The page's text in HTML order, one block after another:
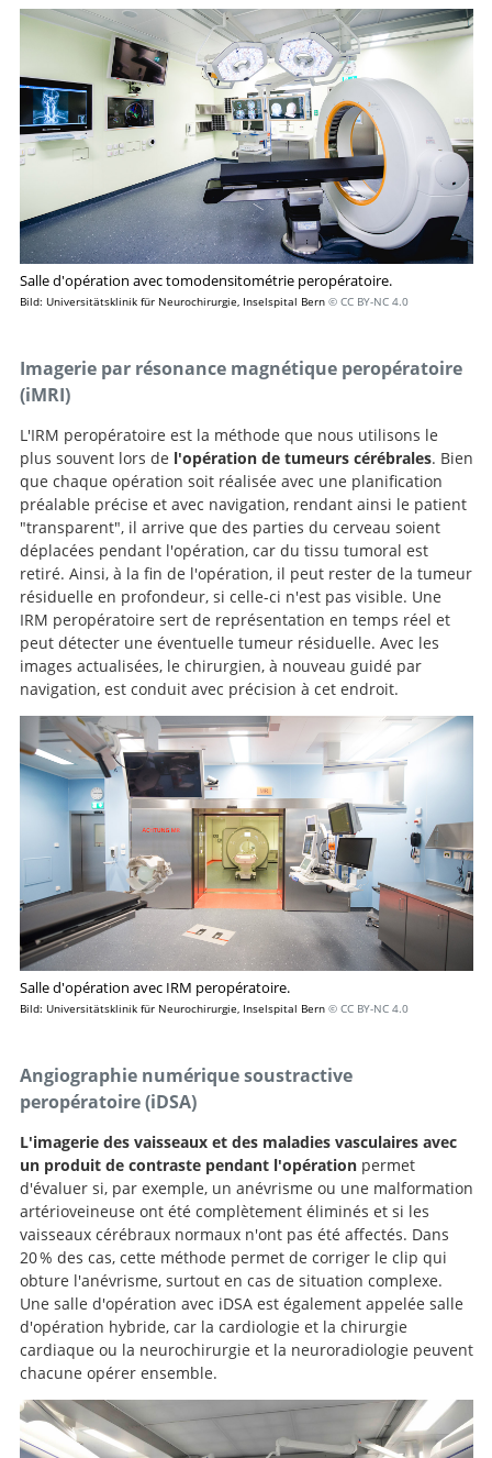
Salle d'opération avec tomodensitométrie peropératoire.
Bild: Universitätsklinik für Neurochirurgie, Inselspital Bern © CC BY-NC 4.0
Imagerie par résonance magnétique peropératoire
(iMRI)
L'IRM peropératoire est la méthode que nous utilisons le
plus souvent lors de l'opération de tumeurs cérébrales. Bien
que chaque opération soit réalisée avec une planification
préalable précise et avec navigation, rendant ainsi le patient
"transparent", il arrive que des parties du cerveau soient
déplacées pendant l'opération, car du tissu tumoral est
retiré. Ainsi, à la fin de l'opération, il peut rester de la tumeur
résiduelle en profondeur, si celle-ci n'est pas visible. Une
IRM peropératoire sert de représentation en temps réel et
peut détecter une éventuelle tumeur résiduelle. Avec les
images actualisées, le chirurgien, à nouveau guidé par
navigation, est conduit avec précision à cet endroit.
Salle d'opération avec IRM peropératoire.
Bild: Universitätsklinik für Neurochirurgie, Inselspital Bern © CC BY-NC 4.0
Angiographie numérique soustractive
peropératoire (iDSA)
L'imagerie des vaisseaux et des maladies vasculaires avec
un produit de contraste pendant l'opérationpermet
d'évaluer si, par exemple, un anévrisme ou une malformation
artérioveineuse ont été complètement éliminés et si les
vaisseaux cérébraux normaux n'ont pas été affectés. Dans
20 % des cas, cette méthode permet de corriger le clip qui
obture l'anévrisme, surtout en cas de situation complexe.
Une salle d'opération avec iDSA est également appelée salle
d'opération hybride, car la cardiologie et la chirurgie
cardiaque ou la neurochirurgie et la neuroradiologie peuvent
chacune opérer ensemble.
Recherche